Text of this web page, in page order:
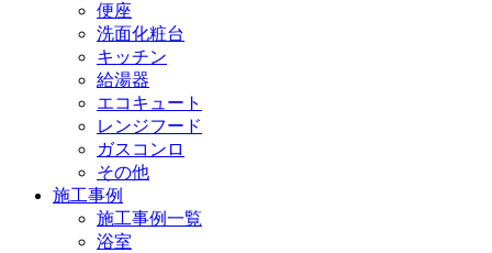
便座
洗面化粧台
キッチン
給湯器
エコキュート
レンジフード
ガスコンロ
その他
施工事例
施工事例一覧
浴室